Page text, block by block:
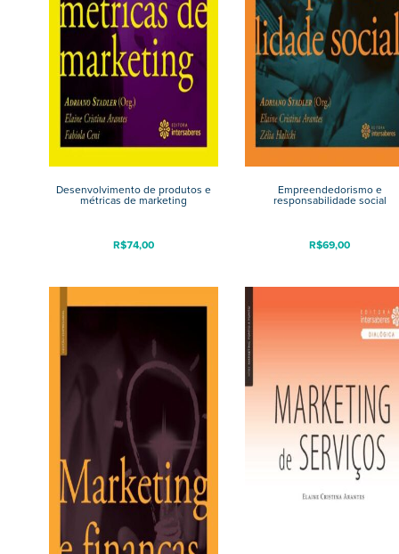
Desenvolvimento de produtos e
métricas de marketing
R$74,00
Empreendedorismo e
responsabilidade social
R$69,00